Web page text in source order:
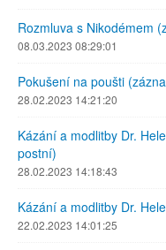
Rozmluva s Nikodémem
08.03.2023 08:29:01
Pokušení na poušti
28.02.2023 14:21:20
Kázání a modlitby Dr.
postní)
28.02.2023 14:18:43
Kázání a modlitby Dr.
22.02.2023 14:01:25